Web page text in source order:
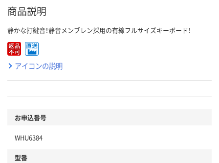
商品説明
静かな打鍵音！静音メンブレン採用の有線フルサイズキーボード！
アイコンの説明
お申込番号
WHU6384
型番